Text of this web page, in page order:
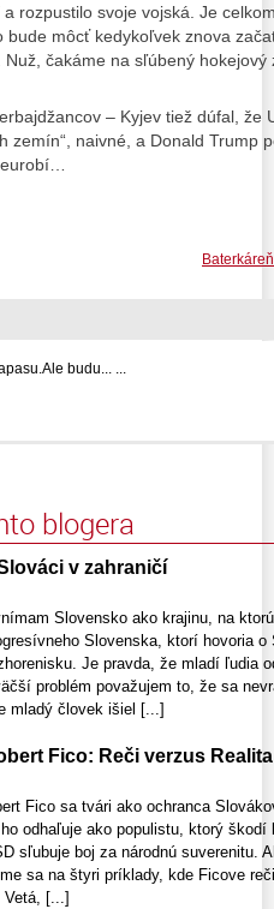
rozpustilo svoje vojská. Je
bude môcť kedykoľvek znova
čakáme na sľúbený hokejový
– Kyjev tiež dúfal, že
zemín“, naivné, a Donald Trump
budu... ...
blogera
v zahraničí
Slovensko ako krajinu, na
Slovenska, ktorí hovoria
Je pravda, že mladí ľudia
problém považujem to, že sa
mladý človek išiel [...]
Fico: Reči verzus Realita
Fico sa tvári ako ochranca
odhaľuje ako populistu, ktorý
sľubuje boj za národnú suverenitu.
sa na štyri príklady, kde Ficove
Vetá, [...]